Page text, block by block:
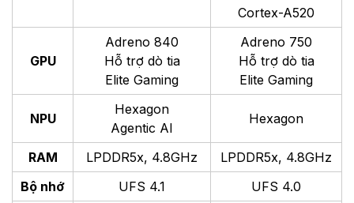
Cortex-A520
GPU
Adreno 840
Hỗ trợ dò tia
Elite Gaming
Adreno 750
Hỗ trợ dò tia
Elite Gaming
NPU
Hexagon
Agentic AI
Hexagon
RAM LPDDR5x, 4.8GHz
LPDDR5x, 4.8GHz
Bộ nhớ
UFS 4.1 UFS 4.0